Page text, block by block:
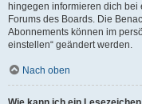
hingegen informieren dich
Forums des Boards. Die
Abonnements können im
einstellen“ geändert werden.
Nach oben